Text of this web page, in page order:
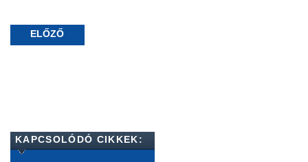
ELŐZŐ
KAPCSOLÓDÓ CIKKEK: